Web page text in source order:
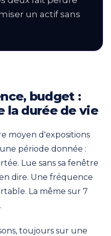
un actif sans
budget :
la durée de vie
moyen d'expositions
période donnée :
Lue sans sa fenêtre
dire. Une fréquence
La même sur 7
toujours sur une